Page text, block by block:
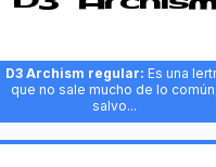
D3 Archism regular: Es una
que no sale mucho de lo
salvo...